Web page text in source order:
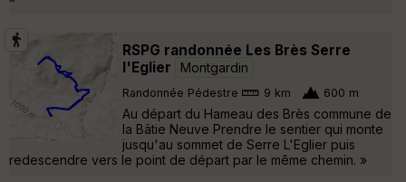
RSPG randonnée Les Brès Serre
l'Eglier
Montgardin
Randonnée Pédestre 9 km 600 m
Au départ du Hameau des Brès commune de
la Bâtie Neuve Prendre le sentier qui monte
jusqu'au sommet de Serre L'Eglier puis
redescendre vers le point de départ par le même chemin. »